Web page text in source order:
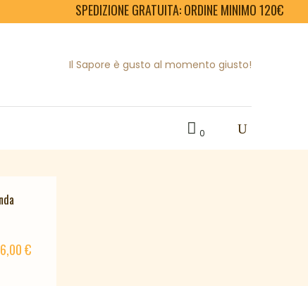
SPEDIZIONE GRATUITA: ORDINE MINIMO 120€
Il Sapore è gusto al momento giusto!
0
6,00€